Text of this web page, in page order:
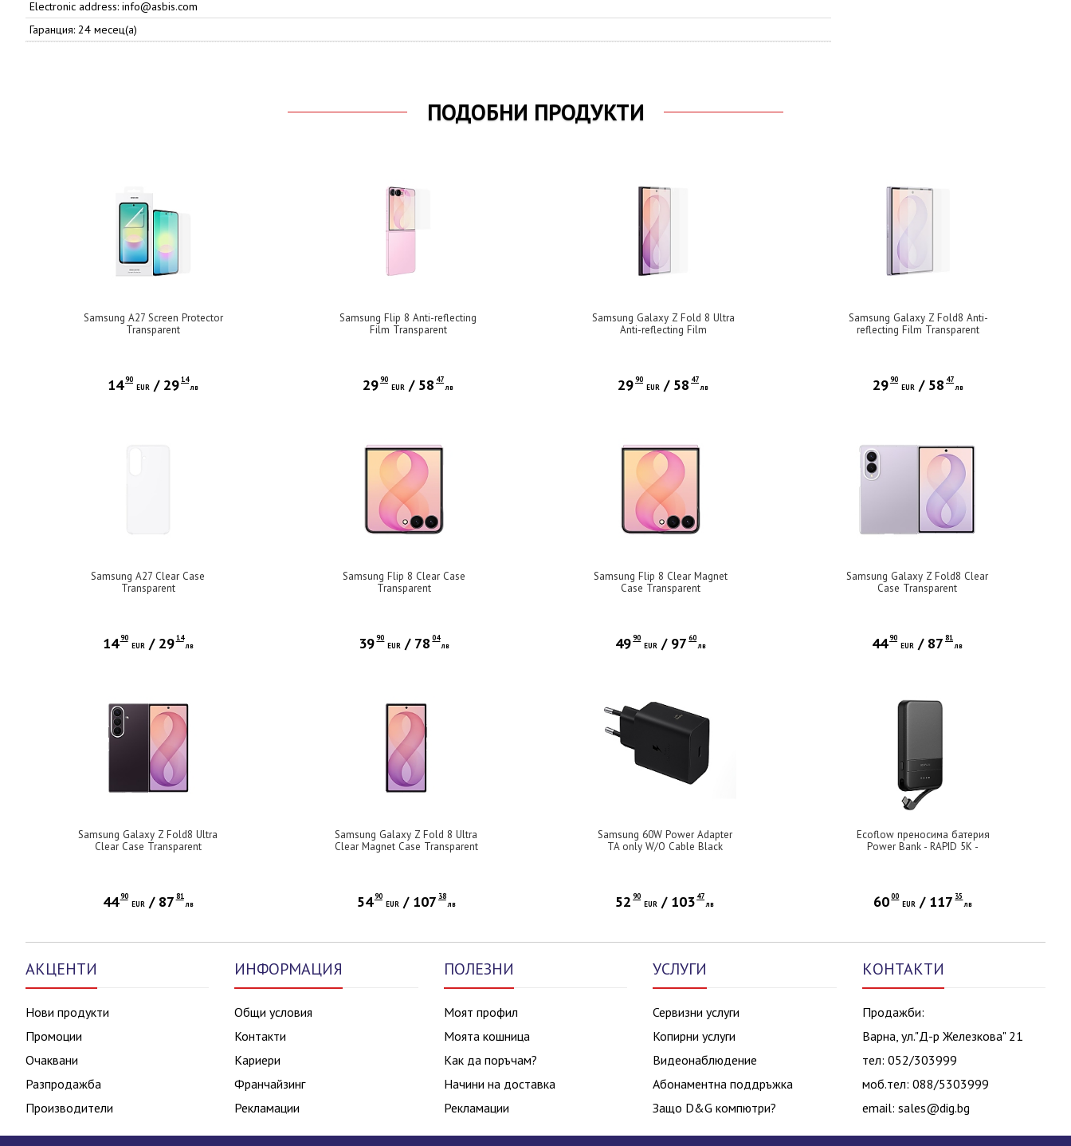
Electronic address: info@asbis.com
Гаранция: 24 месец(а)
ПОДОБНИ ПРОДУКТИ
Samsung A27 Screen Protector
Transparent
1490
EUR / 2914
лв
Samsung Flip 8 Anti-reflecting
Film Transparent
2990
EUR / 58 47
лв
Samsung Galaxy Z Fold 8 Ultra
Anti-reflecting Film
2990
EUR / 58 47
лв
Samsung Galaxy Z Fold8 Anti-
reflecting Film Transparent
2990
EUR / 58 47
лв
Samsung A27 Clear Case
Transparent
14 90
EUR/ 29 14
лв
Samsung Flip 8 Clear Case
Transparent
39 90
EUR / 78 04
лв
Samsung Flip 8 Clear Magnet
Case Transparent
49 90
EUR / 97 60
лв
Samsung Galaxy Z Fold8 Clear
Case Transparent
4490
EUR / 87 81
лв
Samsung Galaxy Z Fold8 Ultra
Clear Case Transparent
44 90
EUR/ 87 81
лв
Samsung Galaxy Z Fold 8 Ultra
Clear Magnet Case Transparent
5490
EUR/ 107 38
лв
Samsung 60W Power Adapter
TA only W/O Cable Black
52 90
EUR / 103 47
лв
Ecoflow преносима батерия
Power Bank - RAPID 5K -
60 00
EUR / 117 35
лв
АКЦЕНТИ
Нови продукти
Промоции
Очаквани
Разпродажба
Производители
ИНФОРМАЦИЯ
Общи условия
Контакти
Кариери
Франчайзинг
Рекламации
ПОЛЕЗНИ
Моят профил
Моята кошница
Как да поръчам?
Начини на доставка
Рекламации
УСЛУГИ
Сервизни услуги
Копирни услуги
Видеонаблюдение
Абонаментна поддръжка
Защо D&G компютри?
КОНТАКТИ
Продажби:
Варна, ул."Д-р Железкова" 21
тел: 052/303999
моб.тел: 088/5303999
email: sales@dig.bg